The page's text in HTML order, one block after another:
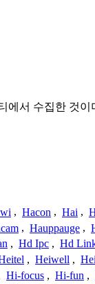
서 수집한 것
, Hacon , Hai ,
, Hauppauge ,
, Hd Ipc , Hd
, Heiwell ,
Hi-focus , Hi-fun ,